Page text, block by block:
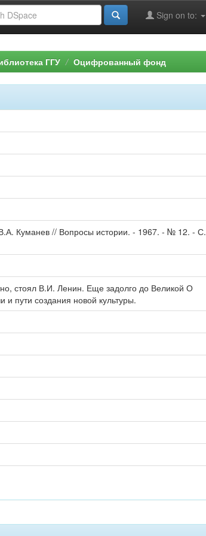
Sign on to:
ГГУ Оцифрованный фонд
Куманев // Вопросы истории. - 1967. - № 12. - С.
стоял В.И. Ленин. Еще задолго до Великой О
пути создания новой культуры.